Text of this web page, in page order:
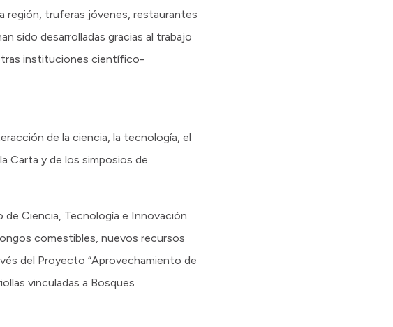
región, truferas jóvenes, restaurantes
sido desarrolladas gracias al trabajo
instituciones científico-
de la ciencia, la tecnología, el
Carta y de los simposios de
Ciencia, Tecnología e Innovación
comestibles, nuevos recursos
del Proyecto “Aprovechamiento de
vinculadas a Bosques